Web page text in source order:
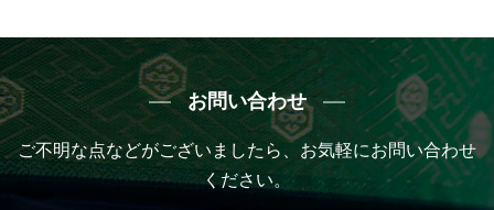
お問い合わせ
ご不明な点などがございましたら、お気軽にお問い合わせ
ください。